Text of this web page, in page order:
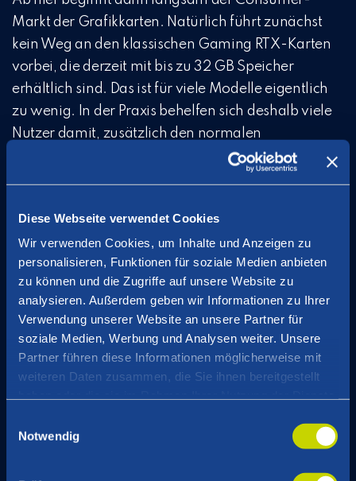
Diese Webseite verwendet Cookies
Wir verwenden Cookies, um Inhalte und Anzeigen zu
personalisieren, Funktionen für soziale Medien anbieten
zu können und die Zugriffe auf unsere Website zu
analysieren. Außerdem geben wir Informationen zu Ihrer
Verwendung unserer Website an unsere Partner für
soziale Medien, Werbung und Analysen weiter. Unsere
Partner führen diese Informationen möglicherweise mit
weiteren Daten zusammen, die Sie ihnen bereitgestellt
Notwendig
Markt der Grafikkarten. Natürlich führt zunächst
kein Weg an den klassischen Gaming RTX-Karten
vorbei, die derzeit mit bis zu 32 GB Speicher
erhältlich sind. Das ist für viele Modelle eigentlich
zu wenig. In der Praxis behelfen sich deshalb viele
Nutzer damit, zusätzlich den normalen
Arbeitsspeicher des Rechners einzubinden und
grundsätzlich, kostet aber massiv Leistung.
Dennoch gilt oft: Lieber langsam als gar nicht.
Eine Sonderstellung nimmt auch hier die RTX
6000 ein, die mit 96 GB RAM ausgestattet ist.
Ursprünglich wurde diese Reihe eher für
professionelle Grafik- und Designanwendungen
konzipiert, sie eignet sich aber ebenso gut für KI-
dafür einplanen.